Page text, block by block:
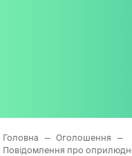
Головна — Оголошення
—
Повідомлення про